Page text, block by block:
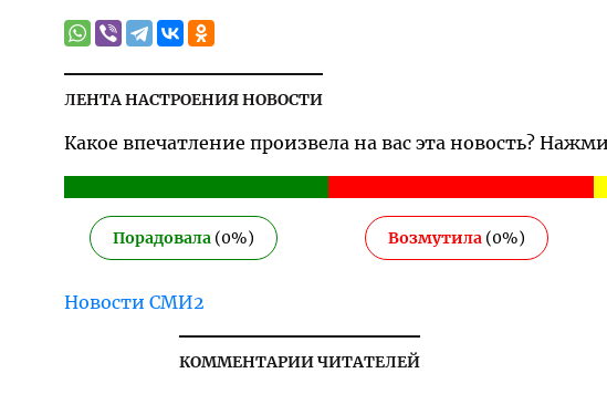
ЛЕНТА НАСТРОЕНИЯ НОВОСТИ
Какое впечатление произвела на вас эта новость?
Порадовала (0%) Возмутила (0%)
Новости СМИ2
КОММЕНТАРИИ ЧИТАТЕЛЕЙ